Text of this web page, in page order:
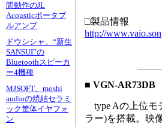
間動作のJL
Acousticポータブ
ルアンプ
ドウシシャ、“新生
SANSUI”の
Bluetoothスピーカ
ー4機種
MJSOFT、moshi
audioの焼結セラミ
ック筐体イヤフォ
ン
□製品情報
http://
■ VGN-AR73DB
type Aの上位モ
ラー)を搭載。映